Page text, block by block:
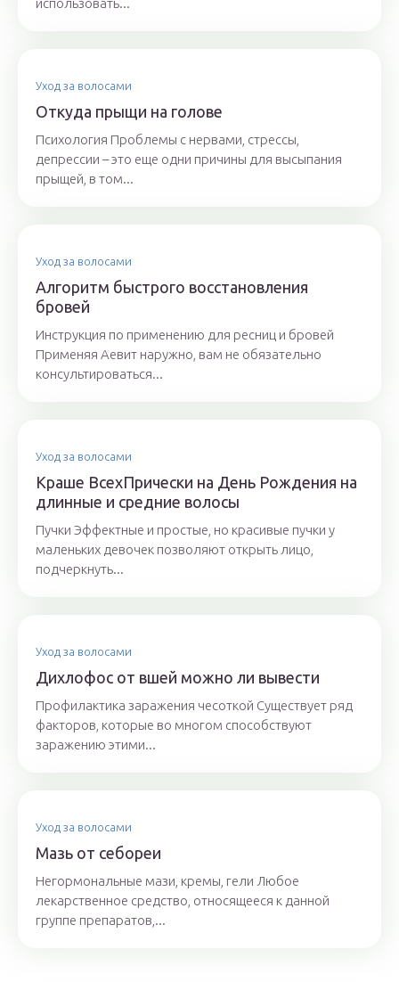
использовать...
Уход за волосами
Откуда прыщи на голове
Психология Проблемы с нервами, стрессы,
депрессии – это еще одни причины для высыпания
прыщей, в том...
Уход за волосами
Алгоритм быстрого восстановления
бровей
Инструкция по применению для ресниц и бровей
Применяя Аевит наружно, вам не обязательно
консультироваться...
Уход за волосами
Краше ВсехПрически на День Рождения на
длинные и средние волосы
Пучки Эффектные и простые, но красивые пучки у
маленьких девочек позволяют открыть лицо,
подчеркнуть...
Уход за волосами
Дихлофос от вшей можно ли вывести
Профилактика заражения чесоткой Существует ряд
факторов, которые во многом способствуют
заражению этими...
Уход за волосами
Мазь от себореи
Негормональные мази, кремы, гели Любое
лекарственное средство, относящееся к данной
группе препаратов,...